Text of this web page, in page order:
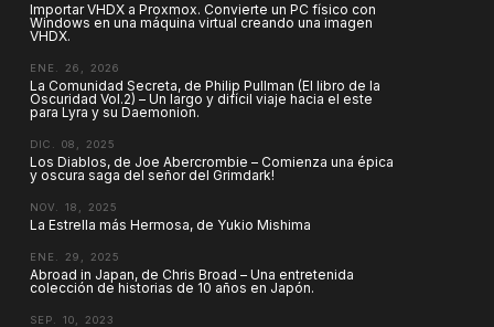
Importar VHDX a Proxmox. Convierte un PC físico con
Windows en una máquina virtual creando una imagen
VHDX.
ENE. 26, 2026
La Comunidad Secreta, de Philip Pullman (El libro de la
Oscuridad Vol.2) – Un largo y difícil viaje hacia el este
para Lyra y su Daemonion.
DIC. 08, 2025
Los Diablos, de Joe Abercrombie – Comienza una épica
y oscura saga del señor del Grimdark!
NOV. 18, 2025
La Estrella más Hermosa, de Yukio Mishima
ENE. 29, 2025
Abroad in Japan, de Chris Broad – Una entretenida
colección de historias de 10 años en Japón.
SEP. 10, 2023